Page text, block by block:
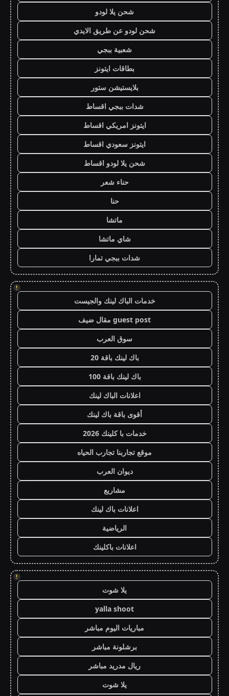
شحن يلا لودو
شحن لودو عن طريق الايدي
شعبية ببجي
بطاقات ايتونز
بلايستيشن ستور
شدات ببجي اقساط
ايتونز امريكي اقساط
ايتونز سعودي اقساط
شحن يلا لودو اقساط
حناء شعر
حنا
ماتشا
شاي ماتشا
شدات ببجي تمارا
!
خدمات الباك لينك والجيست
guest post مقال ضيف
سوق العرب
باك لينك باقة 20
باك لينك باقة 100
اعلانات الباك لينك
أقوى باقة باك لينك
خدمات با كلينك 2026
موقع تجاربنا تجارب الحياه
ديوان العرب
مشاريع
اعلانات باك لينك
الرياضية
اعلانات باكلينك
!
يلا شوت
yalla shoot
مباريات اليوم مباشر
برشلونة مباشر
ريال مدريد مباشر
يلا شوت